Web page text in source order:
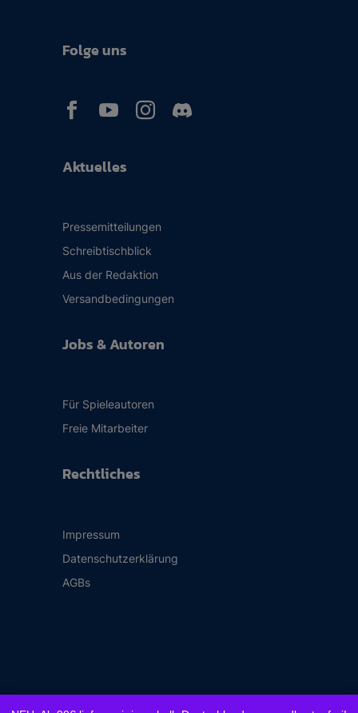
Aktuelles
Pressemitteilungen
Schreibtischblick
Aus der Redaktion
Versandbedingungen
Jobs & Autoren
Für Spieleautoren
Freie Mitarbeiter
Rechtliches
Impressum
Datenschutzerklärung
AGBs
Folge uns
  